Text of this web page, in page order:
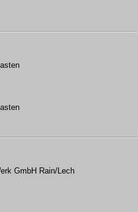
GmbH Rain/Lech